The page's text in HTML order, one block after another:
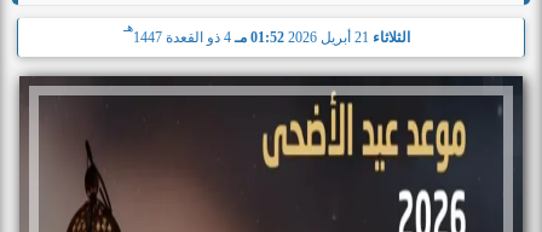
الثلاثاء 01:52 مـ 4 ذو القعدة 1447
هـ